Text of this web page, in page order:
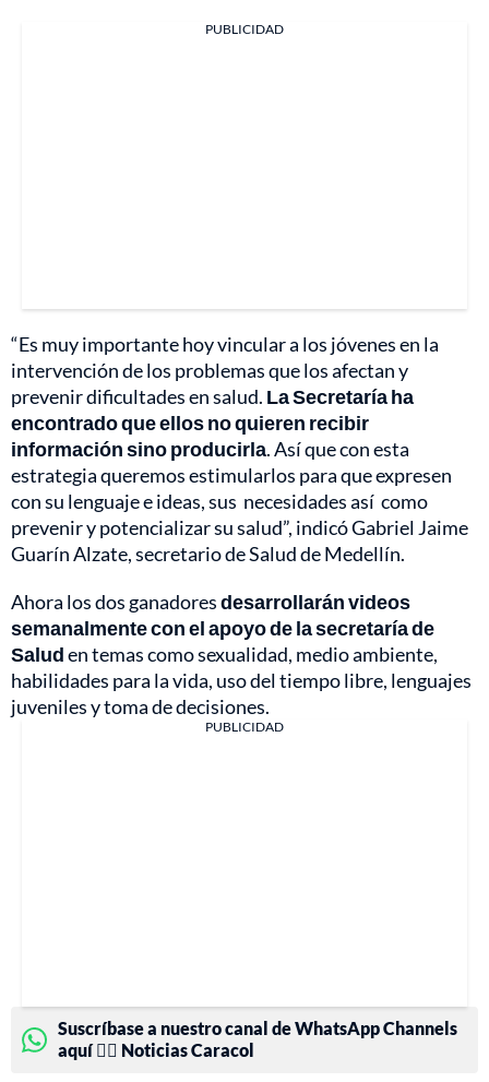
PUBLICIDAD
“Es muy importante hoy vincular a los jóvenes en la
intervención de los problemas que los afectan y
prevenir dificultades en salud. La Secretaría ha
encontrado que ellos no quieren recibir
información sino producirla. Así que con esta
estrategia queremos estimularlos para que expresen
con su lenguaje e ideas, sus necesidades así como
prevenir y potencializar su salud”, indicó Gabriel Jaime
Guarín Alzate, secretario de Salud de Medellín.
Ahora los dos ganadoresdesarrollarán videos
semanalmente con el apoyo de la secretaría de
Saluden temas como sexualidad, medio ambiente,
habilidades para la vida, uso del tiempo libre, lenguajes
juveniles y toma de decisiones.
PUBLICIDAD
Suscríbase a nuestro canal de WhatsApp Channels
aquí 👉🏻 Noticias Caracol